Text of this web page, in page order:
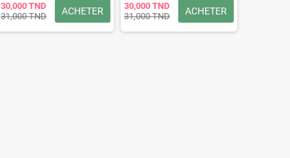
30,000 TND
31,000 TND
ACHETER
30,000 TND
31,000 TND
ACHETER